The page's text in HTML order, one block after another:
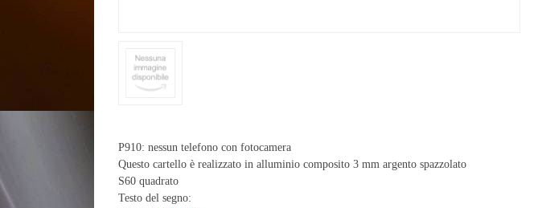
P910: nessun telefono con fotocamera
Questo cartello è realizzato in alluminio composito 3 mm argento spazzolato
S60 quadrato
Testo del segno: